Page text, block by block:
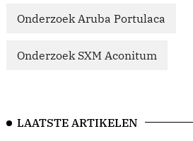
Onderzoek Aruba Portulaca
Onderzoek SXM Aconitum
LAATSTE ARTIKELEN